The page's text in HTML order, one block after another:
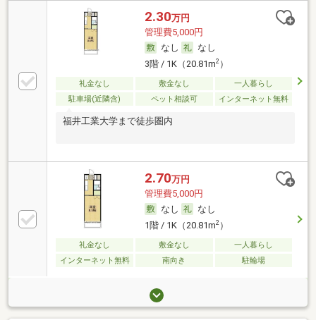
2.30万円
管理費5,000円
なし
なし
3階 / 1K（20.81m2）
礼金なし 敷金なし
一人暮らし
駐車場(近隣含)
ペット相談可 インターネット無料
福井工業大学まで徒歩圏内
2.70万円
管理費5,000円
なし
なし
1階 / 1K（20.81m2）
礼金なし 敷金なし
一人暮らし
インターネット無料
南向き 駐輪場